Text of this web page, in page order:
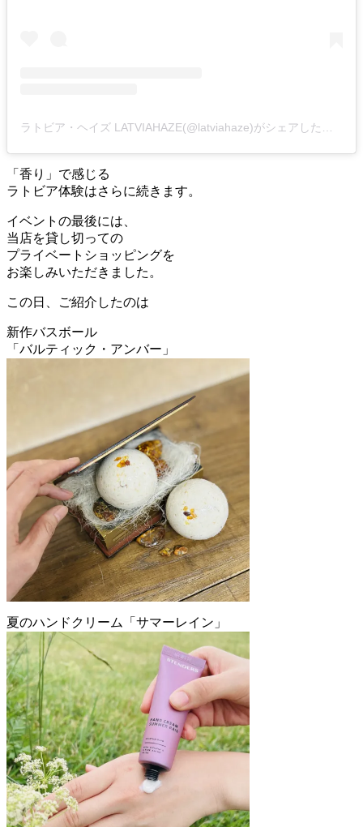
「香り」で感じる
ラトビア体験はさらに続きます。
イベントの最後には、
当店を貸し切っての
プライベートショッピングを
お楽しみいただきました。
この日、ご紹介したのは
新作バスボール
「バルティック・アンバー」
夏のハンドクリーム「サマーレイン」